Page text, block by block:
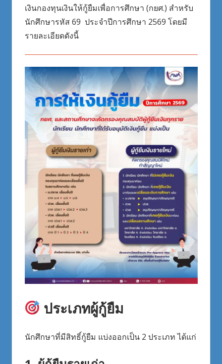
เงินกองทุนเงินให้กู้ยืมเพื่อการศึกษา (กยศ.) สำหรับ
นักศึกษารหัส 69 ประจำปีการศึกษา 2569 โดยมี
รายละเอียดดังนี้
ประเภทผู้กู้ยืม
นักศึกษาที่มีสิทธิ์กู้ยืม แบ่งออกเป็น 2 ประเภท ได้แก่